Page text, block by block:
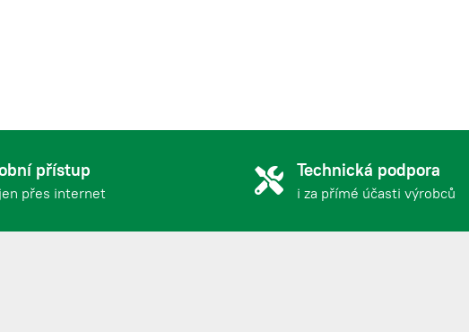
127,11 Kč
153,80 Kč s DPH
přístup
přes internet
Technická podpora
i za přímé účasti výrobců